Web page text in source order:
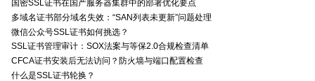
国密SSL证书在国产服务器集群中的部署优化要点
多域名证书部分域名失效：“SAN列表未更新”问题处理
微信公众号SSL证书如何挑选？
SSL证书管理审计：SOX法案与等保2.0合规检查清单
CFCA证书安装后无法访问？防火墙与端口配置检查
什么是SSL证书轮换？